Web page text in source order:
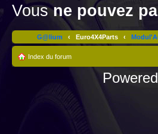
Vousne pouvez
G@lium ‹ Euro4X4Parts ‹
Index du forum